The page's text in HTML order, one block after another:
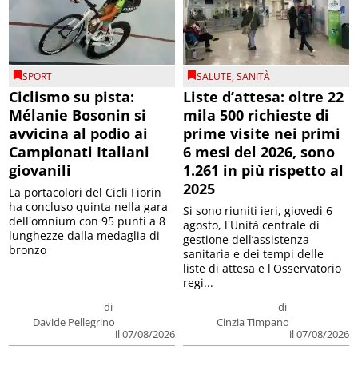
SPORT
Ciclismo su pista:
Mélanie Bosonin si
avvicina al podio ai
Campionati Italiani
giovanili
di
Davide Pellegrino
il 07/08/2026
La portacolori del Cicli Fiorin
ha concluso quinta nella gara
dell'omnium con 95 punti a 8
lunghezze dalla medaglia di
bronzo
SALUTE,SANITÀ
Liste d’attesa: oltre 22
mila 500 richieste di
prime visite nei primi
6 mesi del 2026, sono
1.261 in più rispetto al
2025
di
Cinzia Timpano
il 07/08/2026
Si sono riuniti ieri, giovedì 6
agosto, l'Unità centrale di
gestione dell’assistenza
sanitaria e dei tempi delle
liste di attesa e l'Osservatorio
regi...